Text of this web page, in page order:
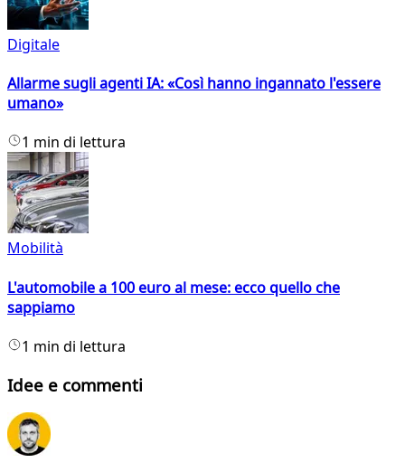
Digitale
Allarme sugli agenti IA: «Così hanno ingannato l'essere
umano»
1 min di lettura
Mobilità
L'automobile a 100 euro al mese: ecco quello che
sappiamo
1 min di lettura
Idee e commenti